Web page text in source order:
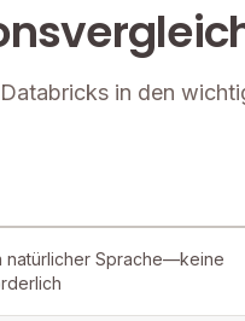
in den
natürlicher Sprache—keine